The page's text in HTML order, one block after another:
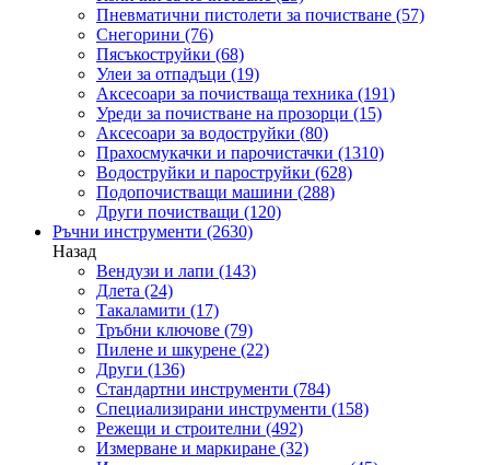
Пневматични пистолети за почистване (57)
Снегорини (76)
Пясъкоструйки (68)
Улеи за отпадъци (19)
Аксесоари за почистваща техника (191)
Уреди за почистване на прозорци (15)
Аксесоари за водоструйки (80)
Прахосмукачки и парочистачки (1310)
Водоструйки и пароструйки (628)
Подопочистващи машини (288)
Други почистващи (120)
Ръчни инструменти (2630)
Назад
Вендузи и лапи (143)
Длета (24)
Такаламити (17)
Тръбни ключове (79)
Пилене и шкурене (22)
Други (136)
Стандартни инструменти (784)
Специализирани инструменти (158)
Режещи и строителни (492)
Измерване и маркиране (32)